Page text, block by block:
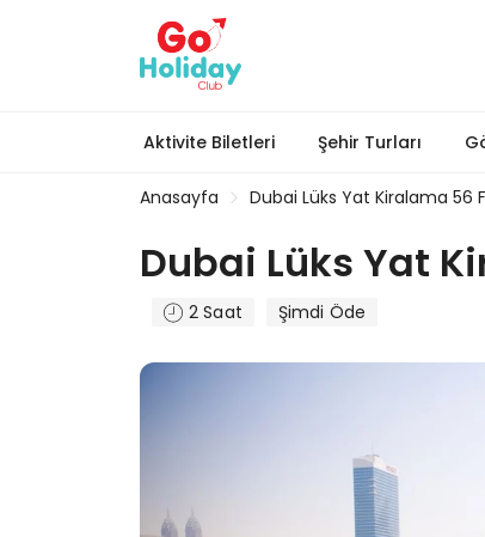
Aktivite Biletleri Şehir Turları
Anasayfa Dubai Lüks Yat Kiralama 56
Dubai Lüks Yat
2 Saat Şimdi Öde